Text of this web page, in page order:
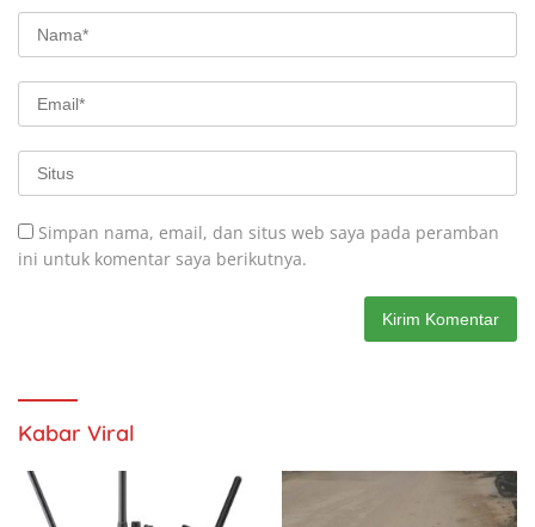
Simpan nama, email, dan situs web saya pada peramban
ini untuk komentar saya berikutnya.
Kabar Viral